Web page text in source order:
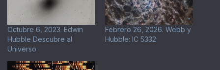
Octubre 6, 2023. Edwin
Hubble Descubre al
Universo
Febrero 26, 2026. Webb y
Hubble: IC 5332